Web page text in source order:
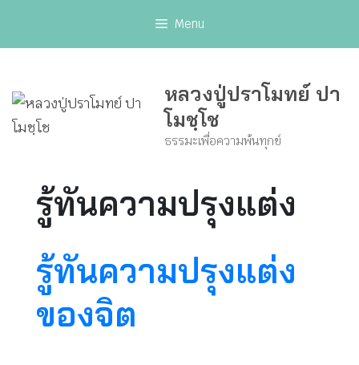
Menu
หลวงปู่ปราโมทย์ ปา
โมชฺโช
ธรรมะเพื่อความพ้นทุกข์
รู้ทันความปรุงแต่ง
รู้ทันความปรุงแต่ง
ของจิต